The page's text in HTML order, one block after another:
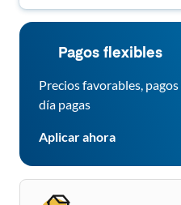
Pagos flexibles
Precios favorables,
día pagas
Aplicar ahora